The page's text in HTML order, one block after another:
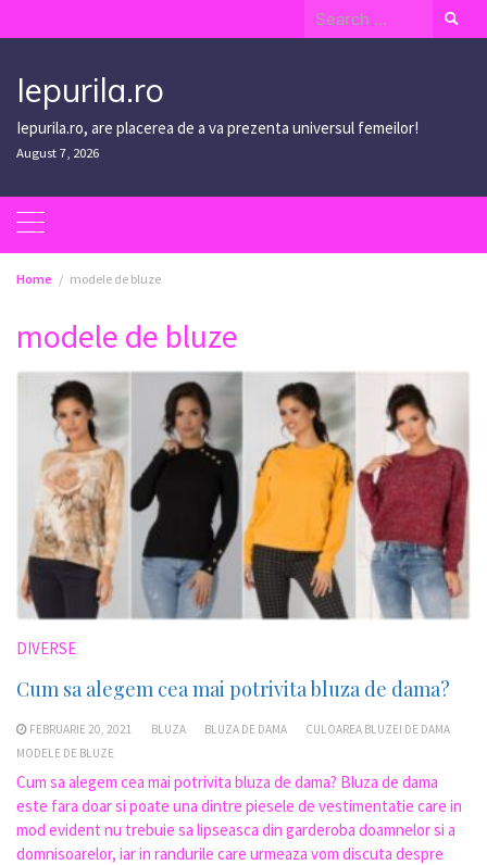
to
Search
for:
Iepurila.ro
Iepurila.ro, are placerea de a va prezenta universul femeilor!
August 7, 2026
Home modele de bluze
modele de bluze
DIVERSE
Cum sa alegem cea mai potrivita bluza de dama?
FEBRUARIE 20, 2021 BLUZA BLUZA DE DAMA
CULOAREA BLUZEI DE DAMA
MODELE DE BLUZE
Cum sa alegem cea mai potrivita bluza de dama? Bluza de dama
este fara doar si poate una dintre piesele de vestimentatie care in
mod evident nu trebuie sa lipseasca din garderoba doamnelor si a
domnisoarelor, iar in randurile care urmeaza vom discuta despre